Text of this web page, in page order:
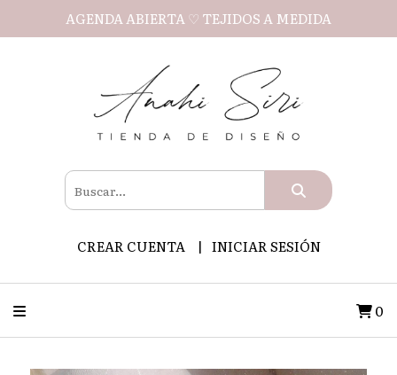
AGENDA ABIERTA ♡ TEJIDOS A MEDIDA
CREAR CUENTA INICIAR SESIÓN
0